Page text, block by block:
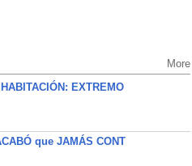
More
EXTREMO
que JAMÁS CONT